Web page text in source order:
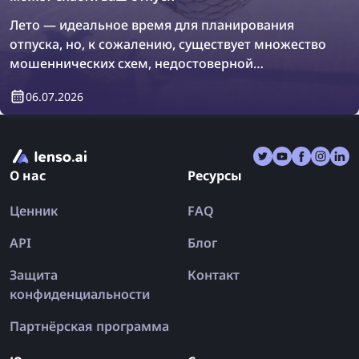
Лето — идеальное время для планирования
отпуска, но, к сожалению, существует множество
мошеннических схем, недостоверной
могут сбить вас с пути. В результате вы можете
Давайте разберёмся, как обратный поиск по
изображению может раз и навсегда спасти ваш
06.07.2026
О нас
Ценник
API
Защита
конфиденциальности
Партнёрская программа
Ресурсы
FAQ
Блог
Контакт